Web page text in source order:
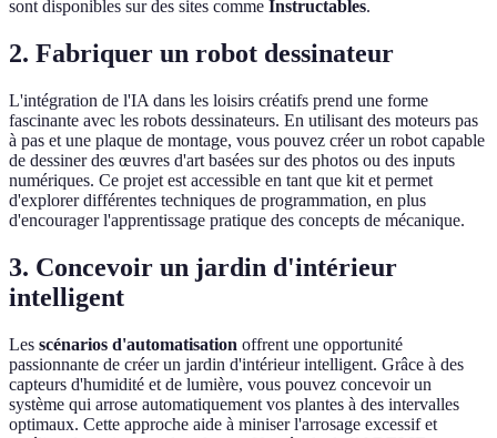
sont disponibles sur des sites comme Instructables.
2. Fabriquer un robot dessinateur
L'intégration de l'IA dans les loisirs créatifs prend une forme
fascinante avec les robots dessinateurs. En utilisant des moteurs pas
à pas et une plaque de montage, vous pouvez créer un robot capable
de dessiner des œuvres d'art basées sur des photos ou des inputs
numériques. Ce projet est accessible en tant que kit et permet
d'explorer différentes techniques de programmation, en plus
d'encourager l'apprentissage pratique des concepts de mécanique.
3. Concevoir un jardin d'intérieur
intelligent
Les scénarios d'automatisation offrent une opportunité
passionnante de créer un jardin d'intérieur intelligent. Grâce à des
capteurs d'humidité et de lumière, vous pouvez concevoir un
système qui arrose automatiquement vos plantes à des intervalles
optimaux. Cette approche aide à miniser l'arrosage excessif et